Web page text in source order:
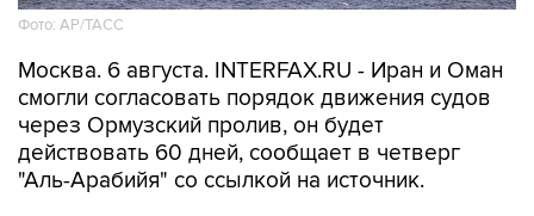
Фото: AP/ТАСС
Москва. 6 августа. INTERFAX.RU - Иран и Оман
смогли согласовать порядок движения судов
через Ормузский пролив, он будет
действовать 60 дней, сообщает в четверг
"Аль-Арабийя" со ссылкой на источник.